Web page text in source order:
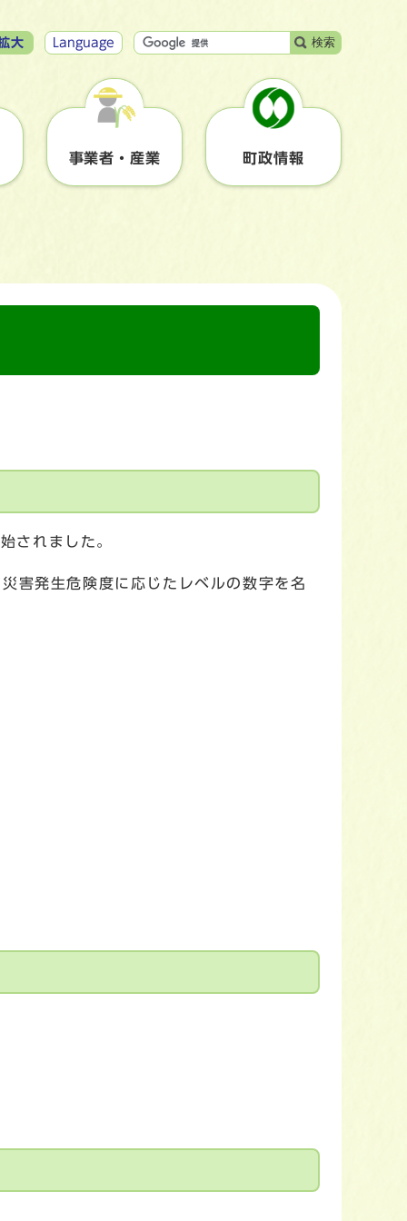
大 Language 検索
事業者・産業 町政情報
されました。
害発生危険度に応じたレベルの数字を名